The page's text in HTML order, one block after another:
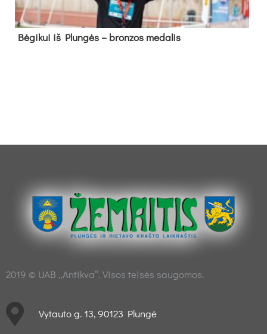
Bė­gi­kui iš Plun­gės – bron­zos me­da­lis
2019 © UAB „Antikva“. Visos teisės saugomos.
Vytauto g. 13, 90123 Plungė